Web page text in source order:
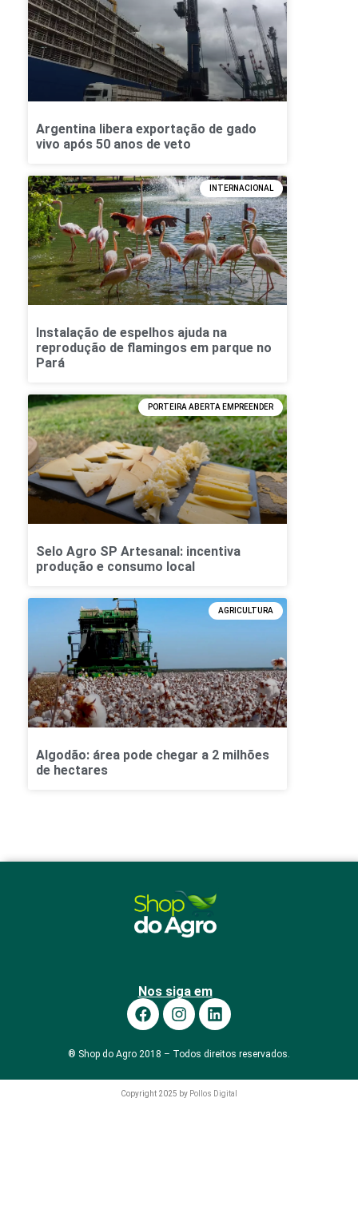
Argentina libera exportação de gado
vivo após 50 anos de veto
INTERNACIONAL
Instalação de espelhos ajuda na
reprodução de flamingos em parque no
Pará
PORTEIRA ABERTA EMPREENDER
Selo Agro SP Artesanal: incentiva
produção e consumo local
AGRICULTURA
Algodão: área pode chegar a 2 milhões
de hectares
Nos siga em
® Shop do Agro 2018 – Todos direitos reservados.
Copyright 2025 by Pollos Digital